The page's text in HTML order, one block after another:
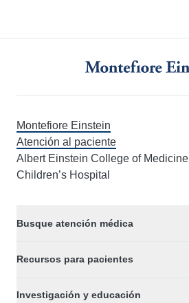
Montefiore Einstein
Atención al paciente
Albert Einstein College of Medicine
Children’s Hospital
Busque atención médica
Recursos para pacientes
Investigación y educación